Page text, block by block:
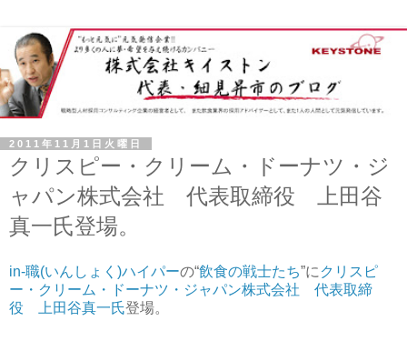
2011年11月1日火曜日
クリスピー・クリーム・ドーナツ・ジ
ャパン株式会社 代表取締役 上田谷
真一氏登場。
in-職(いんしょく)ハイパーの“飲食の戦士たち”に クリスピ
ー・クリーム・ドーナツ・ジャパン株式会社 代表取締
役 上田谷真一氏登場。